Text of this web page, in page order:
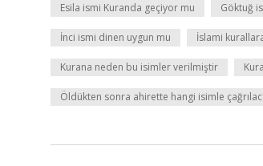
Esila ismi Kuranda geçiyor mu Göktuğ
İnci ismi dinen uygun mu İslami
Kurana neden bu isimler verilmiştir
Öldükten sonra ahirette hangi isimle